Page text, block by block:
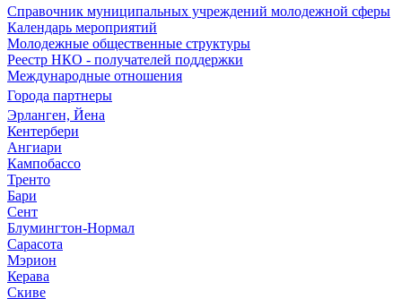
Справочник муниципальных учреждений молодежной сферы
Календарь мероприятий
Молодежные общественные структуры
Реестр НКО - получателей поддержки
Международные отношения
Города партнеры
Эрланген, Йена
Кентербери
Ангиари
Кампобассо
Тренто
Бари
Сент
Блумингтон-Нормал
Сарасота
Мэрион
Керава
Скиве